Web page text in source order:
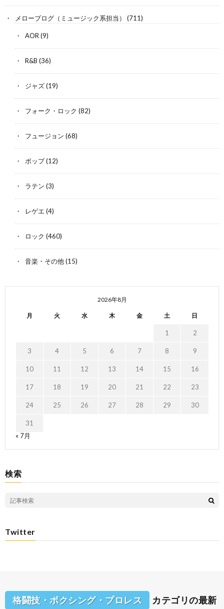
メローブログ（ミュージック系担当） (711)
AOR(9)
R&B (36)
ジャズ(19)
フォーク・ロック (82)
フュージョン (68)
ポップ(12)
ラテン (3)
レゲエ (4)
ロック (460)
音楽・その他(15)
2026年8月
月 火 水 木 金 土 日
1 2
3 4 5 6 7 8 9
10 11 12 13 14 15 16
17 18 19 20 21 22 23
24 25 26 27 28 29 30
31
« 7月
検索
Twitter
格闘技・ボクシング・プロレス
カテゴリの最新